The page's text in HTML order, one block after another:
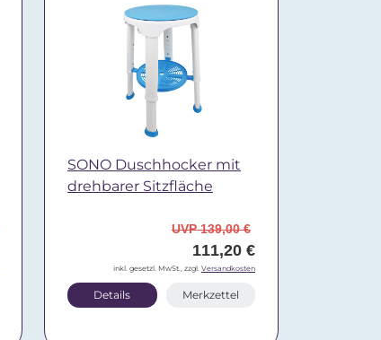
SONO Duschhocker mit
drehbarer Sitzfläche
UVP 139,00 €
111,20 €
inkl. gesetzl. MwSt., zzgl. Versandkosten
Details Merkzettel